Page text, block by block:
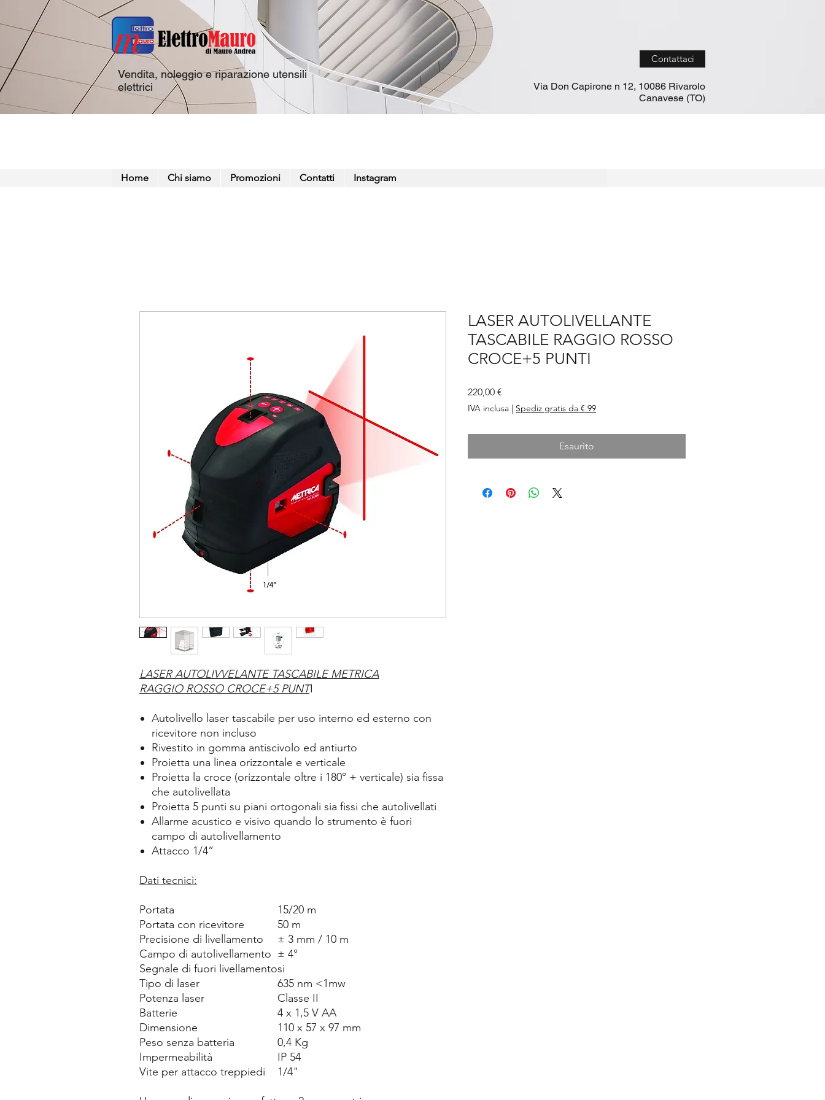
Vendita, noleggio e riparazione utensili
elettrici
Contattaci
Via Don Capirone n 12, 10086 Rivarolo
Canavese (TO)
Home Chi siamo Promozioni Contatti Instagram
LASER AUTOLIVVELANTE TASCABILE METRICA
RAGGIO ROSSO CROCE+5 PUNTI
Autolivello laser tascabile per uso interno ed esterno con
ricevitore non incluso
Rivestito in gomma antiscivolo ed antiurto
Proietta una linea orizzontale e verticale
Proietta la croce (orizzontale oltre i 180° + verticale) sia fissa
che autolivellata
Proietta 5 punti su piani ortogonali sia fissi che autolivellati
Allarme acustico e visivo quando lo strumento è fuori
campo di autolivellamento
Attacco 1/4”
Dati tecnici:
Portata
15/20 m
Portata con ricevitore
50 m
Precisione di livellamento
± 3 mm / 10 m
Campo di autolivellamento ± 4°
Segnale di fuori livellamentosi
Tipo di laser
635 nm <1mw
Potenza laser
Classe II
Batterie
4 x 1,5 V AA
Dimensione
110 x 57 x 97 mm
Peso senza batteria
0,4 Kg
Impermeabilità
IP 54
Vite per attacco treppiedi
1/4"
LASER AUTOLIVELLANTE
TASCABILE RAGGIO ROSSO
CROCE+5 PUNTI
220,00 €
IVA inclusa | Spediz gratis da € 99
Esaurito